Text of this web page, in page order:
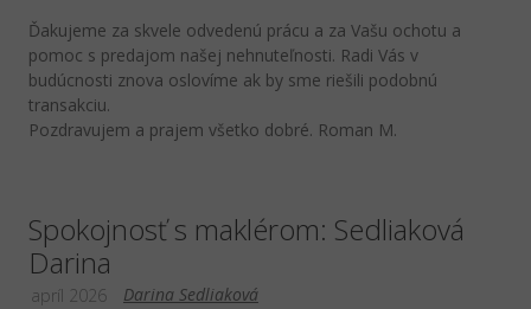
Ďakujeme za skvele odvedenú prácu a za Vašu ochotu a
pomoc s predajom našej nehnuteľnosti. Radi Vás v
budúcnosti znova oslovíme ak by sme riešili podobnú
transakciu.
Pozdravujem a prajem všetko dobré. Roman M.
Spokojnosť s maklérom: Sedliaková
Darina
Darina Sedliaková
apríl 2026